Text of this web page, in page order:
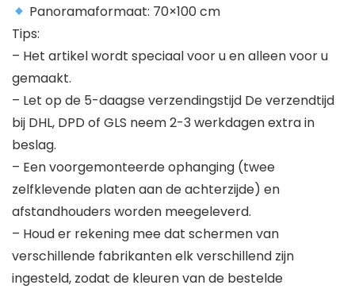
Panoramaformaat: 70×100 cm
Tips:
– Het artikel wordt speciaal voor u en alleen voor u
gemaakt.
– Let op de 5-daagse verzendingstijd De verzendtijd
bij DHL, DPD of GLS neem 2-3 werkdagen extra in
beslag.
– Een voorgemonteerde ophanging (twee
zelfklevende platen aan de achterzijde) en
afstandhouders worden meegeleverd.
– Houd er rekening mee dat schermen van
verschillende fabrikanten elk verschillend zijn
ingesteld, zodat de kleuren van de bestelde